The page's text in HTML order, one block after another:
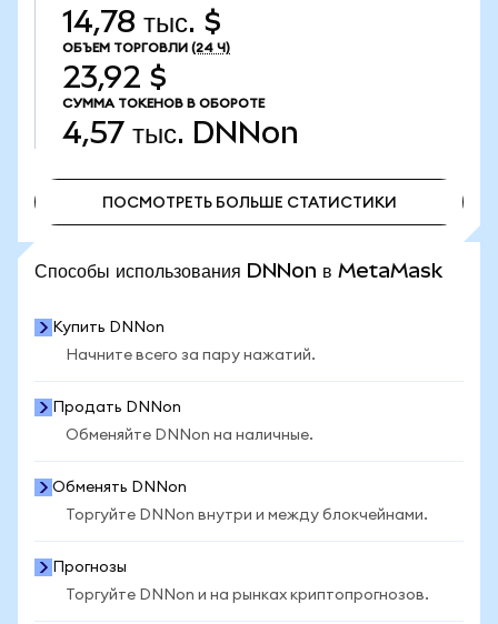
14,78 тыс. $
ОБЪЕМ ТОРГОВЛИ (24 Ч)
23,92 $
СУММА ТОКЕНОВ В ОБОРОТЕ
4,57 тыс. DNNon
ПОСМОТРЕТЬ БОЛЬШЕ СТАТИСТИКИ
Способы использования DNNon в MetaMask
Купить DNNon
Начните всего за пару нажатий.
Продать DNNon
Обменяйте DNNon на наличные.
Обменять DNNon
Торгуйте DNNon внутри и между блокчейнами.
Прогнозы
Торгуйте DNNon и на рынках криптопрогнозов.